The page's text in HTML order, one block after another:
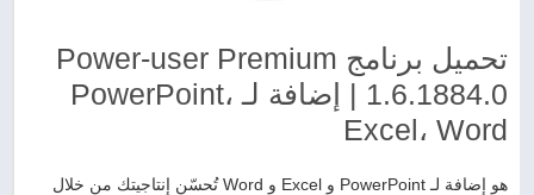
تحميل برنامج Power-user Premium
1.6.1884.0 | إضافة لـ PowerPoint،
Excel، Word
هو إضافة لـ PowerPoint و Excel و Word تُحسّن إنتاجيتك من خلال